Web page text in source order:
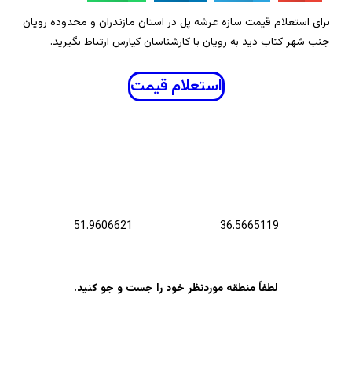
برای استعلام قیمت سازه عرشه پل در استان مازندران و محدوده رویان
جنب شهر کتاب دید به رویان با کارشناسان کیارس ارتباط بگیرید.
استعلام قیمت
36.5665119
51.9606621
لطفاً منطقه موردنظر خود را جست و جو کنید.